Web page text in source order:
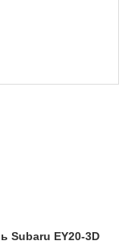
Subaru EY20-3D